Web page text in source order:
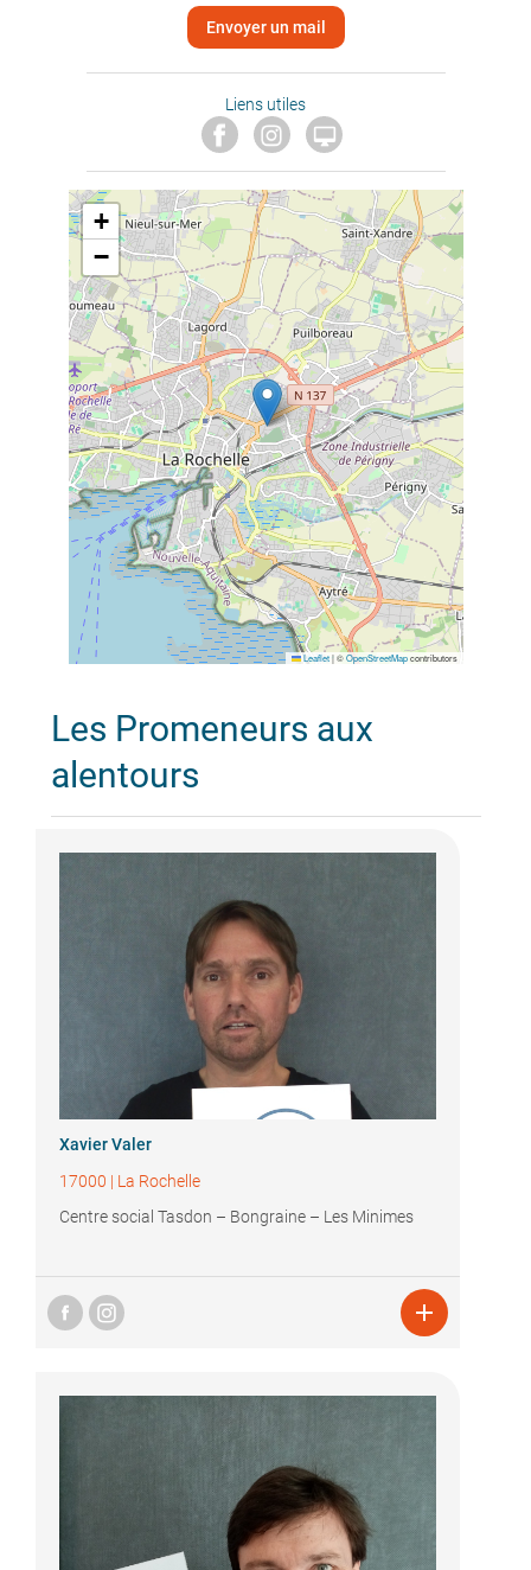
Envoyer un mail
Liens utiles

+
−
Leaflet |©OpenStreetMapcontributors
Les Promeneurs aux
alentours
Xavier Valer
17000 | La Rochelle
Centre social Tasdon – Bongraine – Les Minimes
